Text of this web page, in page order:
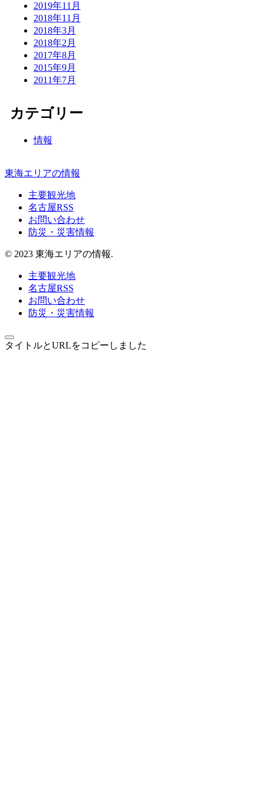
2019年11月
2018年11月
2018年3月
2018年2月
2017年8月
2015年9月
2011年7月
カテゴリー
情報
東海エリアの情報
主要観光地
名古屋RSS
お問い合わせ
防災・災害情報
© 2023 東海エリアの情報.
主要観光地
名古屋RSS
お問い合わせ
防災・災害情報
タイトルとURLをコピーしました